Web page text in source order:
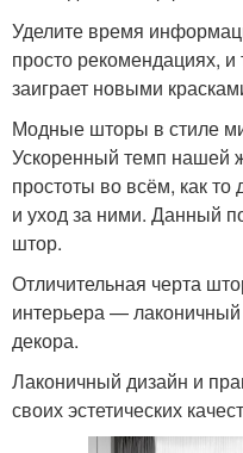
Уделите время
просто рекомендациях, и
заиграет новыми
Модные шторы в стиле
Ускоренный темп нашей
простоты во всём, как то
и уход за ними. Данный
штор.
Отличительная черта
интерьера — лаконичный
декора.
Лаконичный дизайн и
своих эстетических